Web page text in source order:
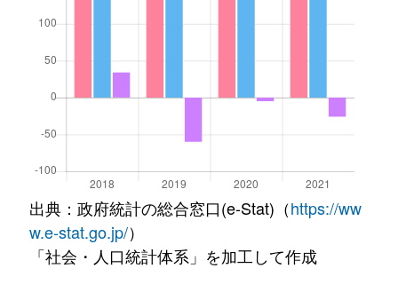
出典：政府統計の総合窓口(e-Stat)（https://ww
w.e-stat.go.jp/）
「社会・人口統計体系」を加工して作成